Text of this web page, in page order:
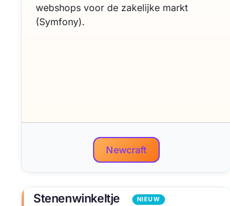
webshops voor de zakelijke markt
(Symfony).
Newcraft
Stenenwinkeltje NIEUW